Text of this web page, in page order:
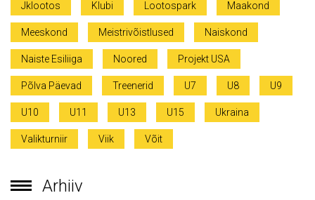
Jklootos Klubi Lootospark Maakond
Meeskond Meistrivõistlused Naiskond
Naiste Esiliiga Noored Projekt USA
Põlva Päevad Treenerid U7 U8 U9
U10 U11 U13 U15 Ukraina
Valikturniir Viik Võit
Arhiiv